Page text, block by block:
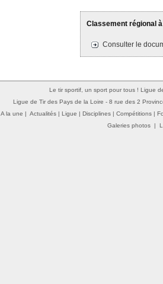
Classement régional
Consulter le
Le tir sportif, un sport pour tous ! Ligue
Ligue de Tir des Pays de la Loire - 8 rue des 2
A la une | Actualités | Ligue | Disciplines | Compétitions |
Galeries photos|